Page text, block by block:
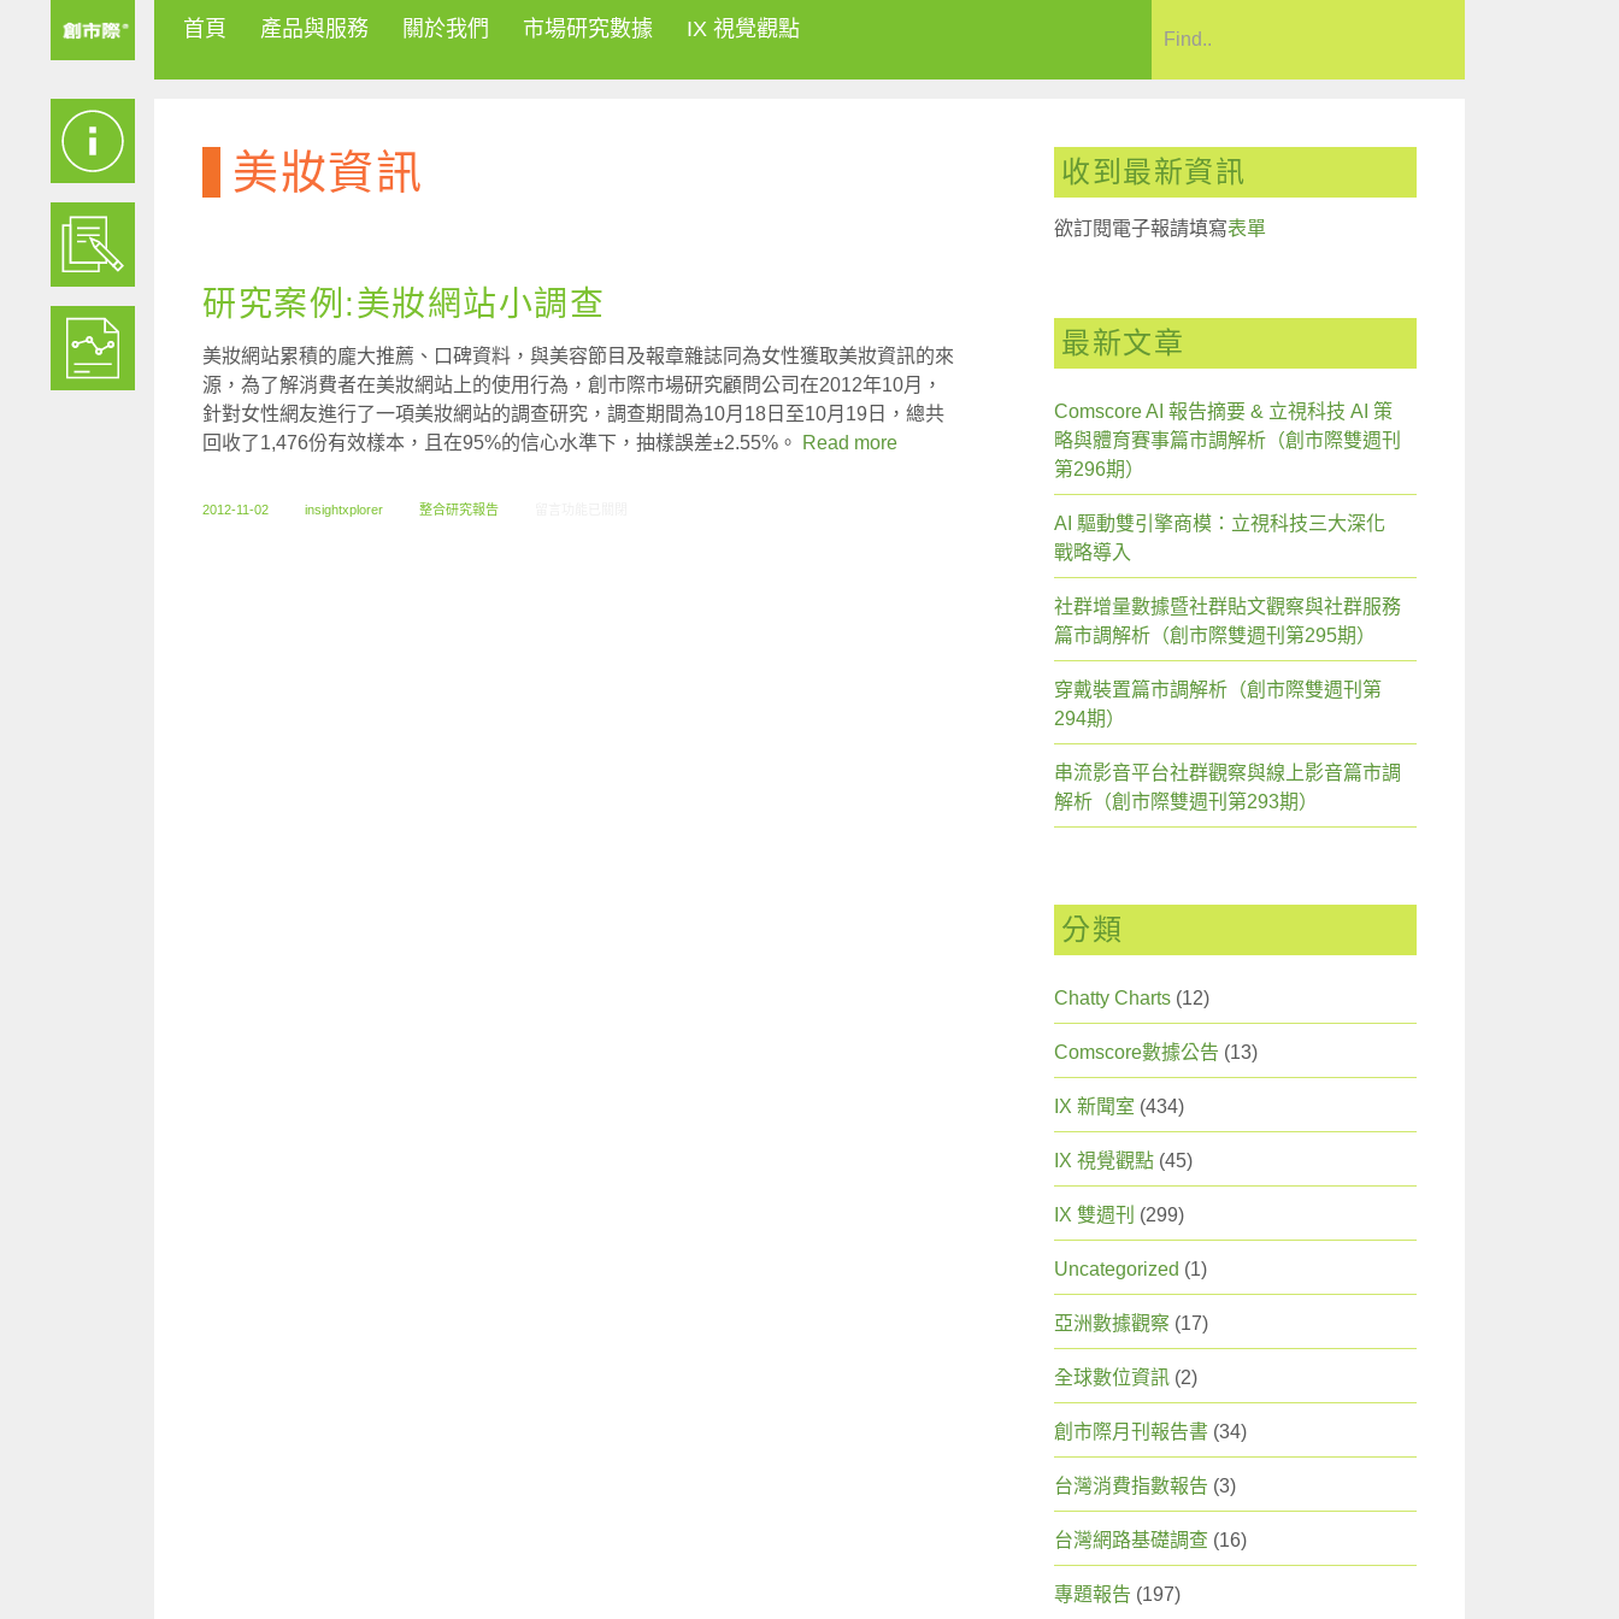
首頁 產品與服務 關於我們 市場研究數據 IX 視覺觀點
美妝資訊
研究案例:美妝網站小調查
美妝網站累積的龐大推薦、口碑資料，與美容節目及報章雜誌同為女性獲取美妝資訊的來
源，為了解消費者在美妝網站上的使用行為，創市際市場研究顧問公司在2012年10月，
針對女性網友進行了一項美妝網站的調查研究，調查期間為10月18日至10月19日，總共
回收了1,476份有效樣本，且在95%的信心水準下，抽樣誤差±2.55%。
Read more
2012-11-02 insightxplorer 整合研究報告
收到最新資訊
欲訂閱電子報請填寫表單
最新文章
Comscore AI 報告摘要 & 立視科技 AI 策
略與體育賽事篇市調解析（創市際雙週刊
第296期）
AI 驅動雙引擎商模：立視科技三大深化
戰略導入
社群增量數據暨社群貼文觀察與社群服務
篇市調解析（創市際雙週刊第295期）
穿戴裝置篇市調解析（創市際雙週刊第
294期）
串流影音平台社群觀察與線上影音篇市調
解析（創市際雙週刊第293期）
分類
Chatty Charts (12)
Comscore數據公告 (13)
IX 新聞室 (434)
IX 視覺觀點 (45)
IX 雙週刊 (299)
Uncategorized (1)
亞洲數據觀察 (17)
全球數位資訊 (2)
創市際月刊報告書 (34)
台灣消費指數報告 (3)
台灣網路基礎調查 (16)
專題報告 (197)